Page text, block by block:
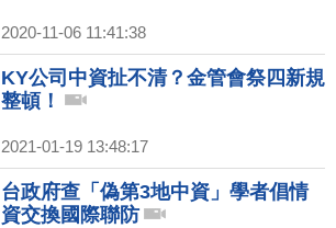
2020-11-06 11:41:38
KY公司中資扯不清？金管會祭四新規
整頓！
2021-01-19 13:48:17
台政府查「偽第3地中資」學者倡情
資交換國際聯防